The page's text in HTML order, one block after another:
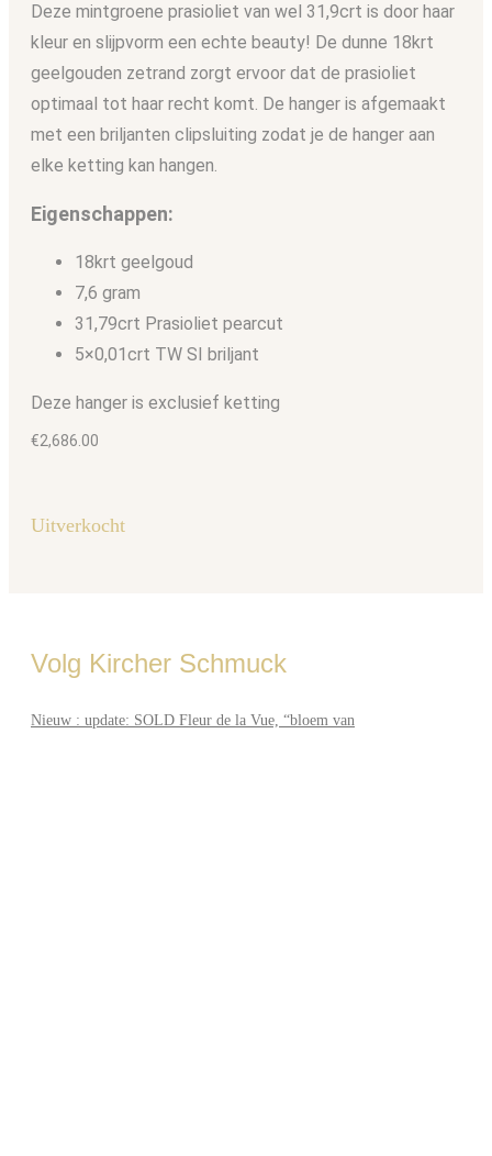
Deze mintgroene prasioliet van wel 31,9crt is door haar
kleur en slijpvorm een echte beauty! De dunne 18krt
geelgouden zetrand zorgt ervoor dat de prasioliet
optimaal tot haar recht komt. De hanger is afgemaakt
met een briljanten clipsluiting zodat je de hanger aan
elke ketting kan hangen.
Eigenschappen:
18krt geelgoud
7,6 gram
31,79crt Prasioliet pearcut
5×0,01crt TW SI briljant
Deze hanger is exclusief ketting
€2,686.00
Uitverkocht
Volg Kircher Schmuck
Nieuw : update: SOLD Fleur de la Vue, “bloem van